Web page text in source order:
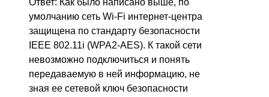
Ответ: Как было написано выше, по
умолчанию сеть Wi-Fi интернет-центра
защищена по стандарту безопасности
IEEE 802.11i (WPA2-AES). К такой сети
невозможно подключиться и понять
передаваемую в ней информацию, не
зная ее сетевой ключ безопасности